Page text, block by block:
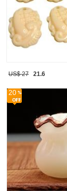
US$ 27 21.6
20